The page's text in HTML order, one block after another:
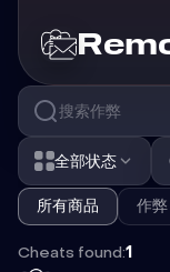
全部状态
所有商品 作弊
Cheats found:1